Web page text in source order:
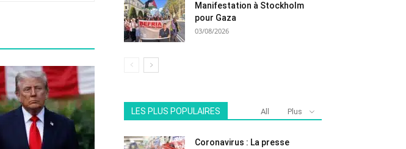
Manifestation à Stockholm
pour Gaza
03/08/2026
LES PLUS POPULAIRES All Plus
Coronavirus : La presse